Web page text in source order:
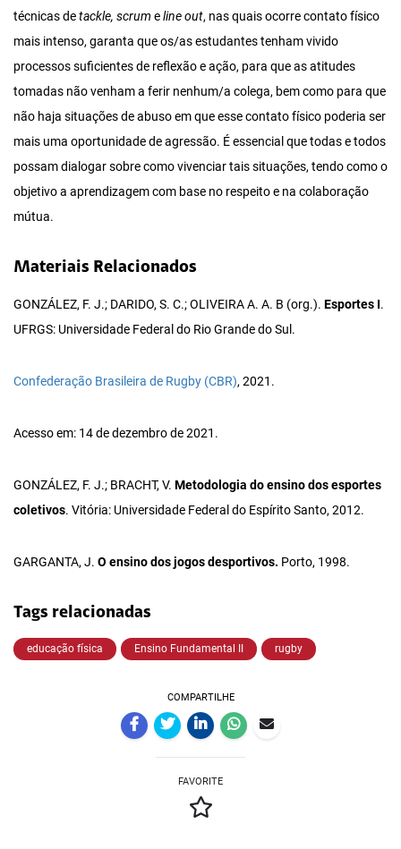
técnicas detackle, scrum eline out, nas quais ocorre contato físico
mais intenso, garanta que os/as estudantes tenham vivido
processos suficientes de reflexão e ação, para que as atitudes
tomadas não venham a ferir nenhum/a colega, bem como para que
não haja situações de abuso em que esse contato físico poderia ser
mais uma oportunidade de agressão. É essencial que todas e todos
possam dialogar sobre como vivenciar tais situações, tendo como o
objetivo a aprendizagem com base no respeito e na colaboração
mútua.
Materiais Relacionados
GONZÁLEZ, F. J.; DARIDO, S. C.; OLIVEIRA A. A. B (org.). Esportes I.
UFRGS: Universidade Federal do Rio Grande do Sul.
Confederação Brasileira de Rugby (CBR), 2021.
Acesso em: 14 de dezembro de 2021.
GONZÁLEZ, F. J.; BRACHT, V. Metodologia do ensino dos esportes
coletivos. Vitória: Universidade Federal do Espírito Santo, 2012.
GARGANTA, J. O ensino dos jogos desportivos. Porto, 1998.
Tags relacionadas
educação física Ensino Fundamental II rugby
COMPARTILHE
FAVORITE